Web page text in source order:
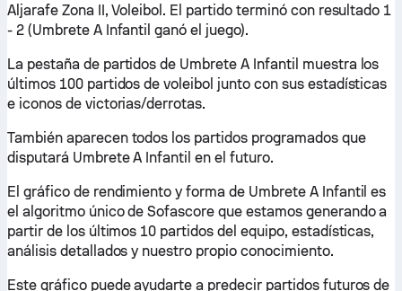
Aljarafe Zona II, Voleibol. El partido terminó con resultado 1
- 2 (Umbrete A Infantil ganó el juego).
La pestaña de partidos de Umbrete A Infantil muestra los
últimos 100 partidos de voleibol junto con sus estadísticas
e iconos de victorias/derrotas.
También aparecen todos los partidos programados que
disputará Umbrete A Infantil en el futuro.
El gráfico de rendimiento y forma de Umbrete A Infantil es
el algoritmo único de Sofascore que estamos generando a
partir de los últimos 10 partidos del equipo, estadísticas,
análisis detallados y nuestro propio conocimiento.
Este gráfico puede ayudarte a predecir partidos futuros de